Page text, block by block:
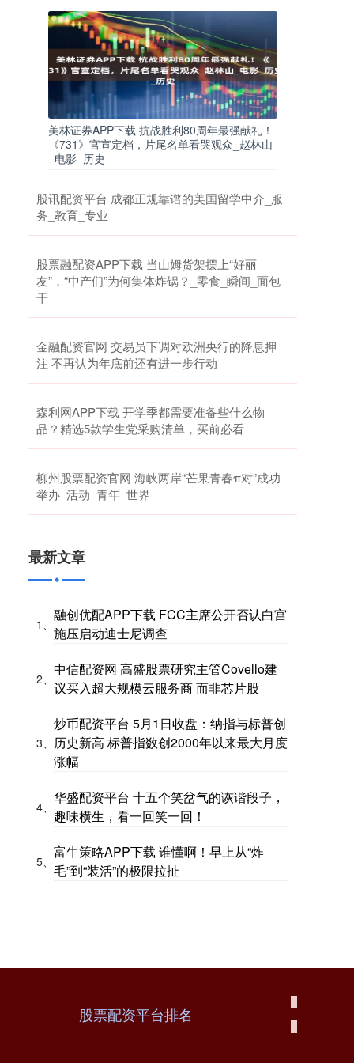
美林证券APP下载 抗战胜利80周年最强献礼！
《731》官宣定档，片尾名单看哭观众_赵林山
_电影_历史
股讯配资平台 成都正规靠谱的美国留学中介_服
务_教育_专业
股票融配资APP下载 当山姆货架摆上“好丽
友”，“中产们”为何集体炸锅？_零食_瞬间_面包
干
金融配资官网 交易员下调对欧洲央行的降息押
注 不再认为年底前还有进一步行动
森利网APP下载 开学季都需要准备些什么物
品？精选5款学生党采购清单，买前必看
柳州股票配资官网 海峡两岸“芒果青春π对”成功
举办_活动_青年_世界
最新文章
1、
融创优配APP下载 FCC主席公开否认白宫
施压启动迪士尼调查
2、
中信配资网 高盛股票研究主管Covello建
议买入超大规模云服务商 而非芯片股
3、
炒币配资平台 5月1日收盘：纳指与标普创
历史新高 标普指数创2000年以来最大月度
涨幅
4、
华盛配资平台 十五个笑岔气的诙谐段子，
趣味横生，看一回笑一回！
5、
富牛策略APP下载 谁懂啊！早上从“炸
毛”到“装活”的极限拉扯
股票配资平台排名